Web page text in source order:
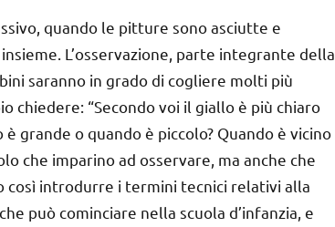
quando le pitture sono asciutte e
L’osservazione, parte integrante della
saranno in grado di cogliere molti più
chiedere: “Secondo voi il giallo è più chiaro
grande o quando è piccolo? Quando è vicino
che imparino ad osservare, ma anche che
così introdurre i termini tecnici relativi alla
può cominciare nella scuola d’infanzia, e